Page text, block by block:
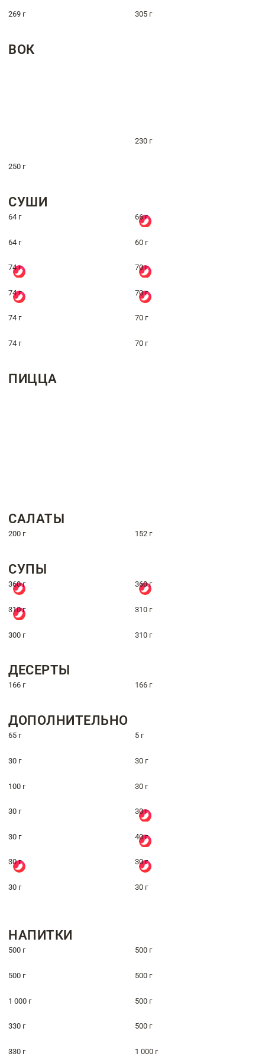
269 г 305 г
ВОК
230 г
250 г
СУШИ
64 г 66 г
64 г 60 г
74 г 70 г
74 г 70 г
74 г 70 г
74 г 70 г
ПИЦЦА
САЛАТЫ
200 г 152 г
СУПЫ
360 г 360 г
310 г 310 г
300 г 310 г
ДЕСЕРТЫ
166 г 166 г
ДОПОЛНИТЕЛЬНО
65 г 5 г
30 г 30 г
100 г 30 г
30 г 30 г
30 г 40 г
30 г 30 г
30 г 30 г
НАПИТКИ
500 г 500 г
500 г 500 г
1 000 г 500 г
330 г 500 г
330 г 1 000 г